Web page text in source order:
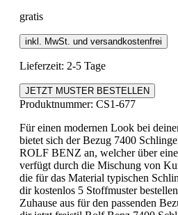
gratis
inkl. MwSt. und versandkostenfrei
Lieferzeit: 2-5 Tage
JETZT MUSTER BESTELLEN
Produktnummer: CS1-677
Für einen modernen Look bei
bietet sich der Bezug 7400
ROLF BENZ an, welcher über
verfügt durch die Mischung von
die für das Material typischen
dir kostenlos 5 Stoffmuster
Zuhause aus für den passenden